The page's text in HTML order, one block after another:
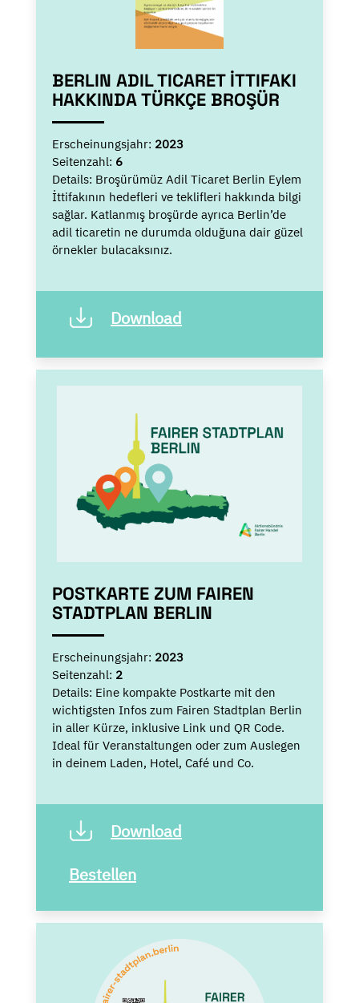
BERLIN ADIL TICARET İTTIFAKI
HAKKINDA TÜRKÇE BROŞÜR
Erscheinungsjahr: 2023
Seitenzahl: 6
Details: Broşürümüz Adil Ticaret Berlin Eylem
İttifakının hedefleri ve teklifleri hakkında bilgi
sağlar. Katlanmış broşürde ayrıca Berlin’de
adil ticaretin ne durumda olduğuna dair güzel
örnekler bulacaksınız.
Download
POSTKARTE ZUM FAIREN
STADTPLAN BERLIN
Erscheinungsjahr: 2023
Seitenzahl: 2
Details: Eine kompakte Postkarte mit den
wichtigsten Infos zum Fairen Stadtplan Berlin
in aller Kürze, inklusive Link und QR Code.
Ideal für Veranstaltungen oder zum Auslegen
in deinem Laden, Hotel, Café und Co.
Download
Bestellen